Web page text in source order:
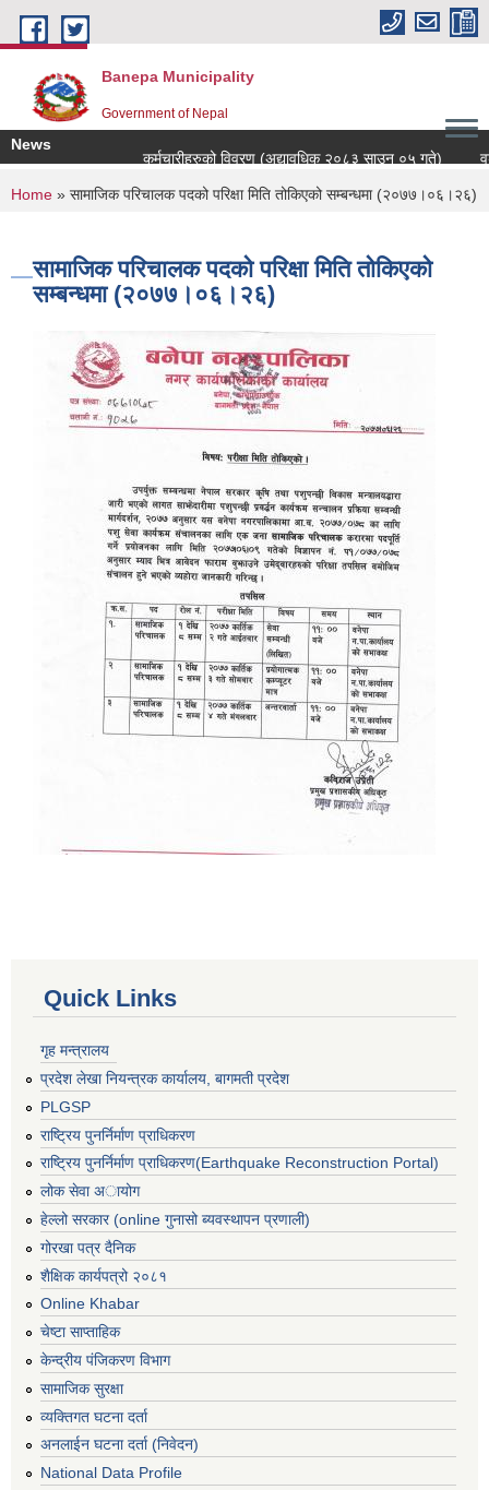
Skip to main content
Banepa Municipality
Government of Nepal
News
कर्मचारीहरुको विवरण (अद्यावधिक २०८३ साउन ०५ गते)
You are here
Home » सामाजिक परिचालक पदको परिक्षा मिति तोकिएको सम्बन्धमा (२०७७।०६।२६)
सामाजिक परिचालक पदको परिक्षा मिति तोकिएको
सम्बन्धमा (२०७७।०६।२६)
Quick Links
गृह मन्त्रालय
प्रदेश लेखा नियन्त्रक कार्यालय, बागमती प्रदेश
PLGSP
राष्ट्रिय पुनर्निर्माण प्राधिकरण
राष्ट्रिय पुनर्निर्माण प्राधिकरण(Earthquake Reconstruction Portal)
लोक सेवा अायोग
हेल्लो सरकार (online गुनासो ब्यवस्थापन प्रणाली)
गोरखा पत्र दैनिक
शैक्षिक कार्यपत्रो २०८१
Online Khabar
चेष्टा साप्ताहिक
केन्द्रीय पंजिकरण विभाग
सामाजिक सुरक्षा
व्यक्तिगत घटना दर्ता
अनलाईन घटना दर्ता (निवेदन)
National Data Profile